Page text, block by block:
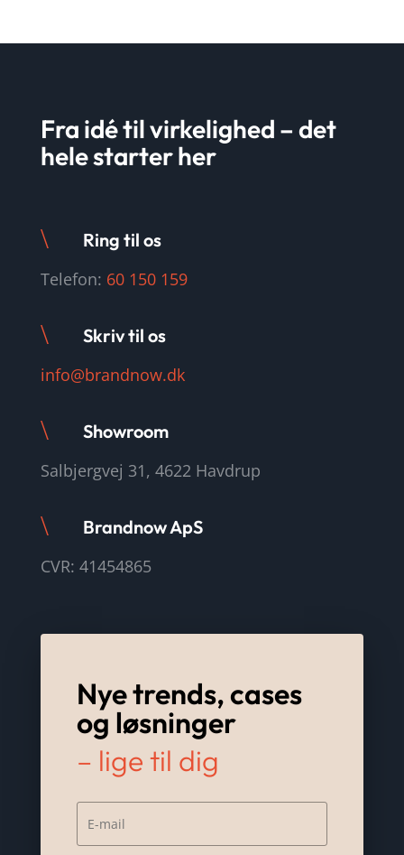
Fra idé til virkelighed – det
hele starter her
\ Ring til os
Telefon: 60 150 159
\ Skriv til os
info@brandnow.dk
\ Showroom
Salbjergvej 31, 4622 Havdrup
\ Brandnow ApS
CVR: 41454865
Nye trends, cases
og løsninger
– lige til dig